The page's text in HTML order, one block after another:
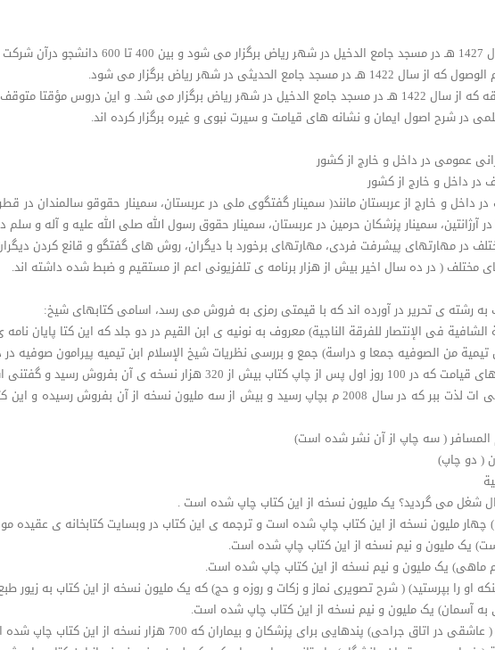
الحدیثی در شهر ریاض برگزار می شود.
و این دروس مؤقتا متوقف شده است.
در شرح اصول ایمان و نشانه های قیامت و سیرت نبوی و غیره برگزار کرده اند.
عمومی در داخل و خارج از کشور
در داخل و خارج از کشور
داخل و خارج از عربستان مانند( سمینار گفتگوی ملی در عربستان، سمینار حقوقو سالمندان در
آرژانتین، سمینار پزشکان حرمین در عربستان، سمینار حقوق رسول الله صلی الله علیه و آله و سلم
در مهارتهای پیشرفت فردی، مهارتهای برخورد با دیگران، روش های گفتگو و قانع کردن
مختلف ( در ده سال اخیر بیش از هزار برنامه ی تلفزیونی اعم از مستقیم و ضبط شده داشته اند.
به رشته ی تحریر در آورده اند که با قیمتی رمزی به فروش می رسد، اسامی کتابهای شیخ:
فی الإنتصار للفرقة الناجیة) معروف به نونیه ی ابن القیم در دو جلد که این کتا پایان
من الصوفیه جمعا و دراسة) جمع و بررسی نظریات شیخ الإسلام ابن تیمیه پیرامون صوفیه
و گفتنی است این کتاب به زبان فارسی نیز ترجمه شده است.
• کتاب ( استمتع بحیاتک) از زندگی ات لذت ببر که در سال 2008 م بچاپ رسید و بیش از سه ملیون
المسافر ( سه چاپ از آن نشر شده است)
( دو چاپ)
شغل می گردید؟ یک ملیون نسخه از این کتاب چاپ شده است .
چهار ملیون نسخه از این کتاب چاپ شده است و ترجمه ی این کتاب در وبسایت کتابخانه ی عقیده
یک ملیون و نیم نسخه از این کتاب چاپ شده است.
یک ملیون و نیم نسخه از این کتاب چاپ شده است.
او را بپرستید) ( شرح تصویری نماز و زکات و روزه و حج) که یک ملیون نسخه از این کتاب به زیور
به آسمان) یک ملیون و نیم نسخه از این کتاب چاپ شده است.
پندهایی برای پزشکان و بیماران که 700 هزار نسخه از این کتاب چاپ شده است.